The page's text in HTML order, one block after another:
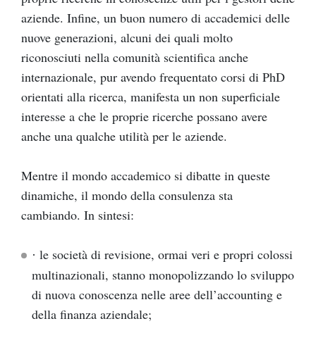
aziende. Infine, un buon numero di accademici delle
nuove generazioni, alcuni dei quali molto
riconosciuti nella comunità scientifica anche
internazionale, pur avendo frequentato corsi di PhD
orientati alla ricerca, manifesta un non superficiale
interesse a che le proprie ricerche possano avere
anche una qualche utilità per le aziende.
Mentre il mondo accademico si dibatte in queste
dinamiche, il mondo della consulenza sta
cambiando. In sintesi:
· le società di revisione, ormai veri e propri colossi
multinazionali, stanno monopolizzando lo sviluppo
di nuova conoscenza nelle aree dell’accounting e
della finanza aziendale;